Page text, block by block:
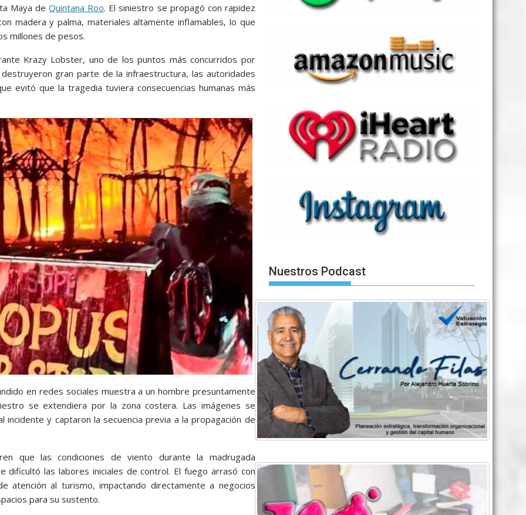
Maya deQuintana Roo. El siniestro se propagó con rapidez
madera y palma, materiales altamente inflamables, lo que
millones de pesos.
Krazy Lobster, uno de los puntos más concurridos por
gran parte de la infraestructura, las autoridades
evitó que la tragedia tuviera consecuencias humanas más
en redes sociales muestra a un hombre presuntamente
se extendiera por la zona costera. Las imágenes se
y captaron la secuencia previa a la propagación de
que las condiciones de viento durante la madrugada
dificultó las labores iniciales de control. El fuego arrasó con
atención al turismo, impactando directamente a negocios
para su sustento.
Nuestros Podcast